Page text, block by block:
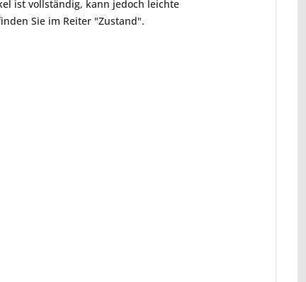
ist vollständig, kann jedoch leichte
Sie im Reiter "Zustand".